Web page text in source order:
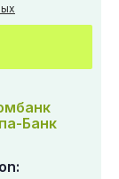
Банк